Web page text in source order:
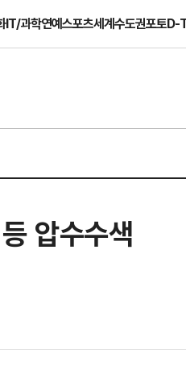
IT/과학연예스포츠세계수도권포토D-
압수수색